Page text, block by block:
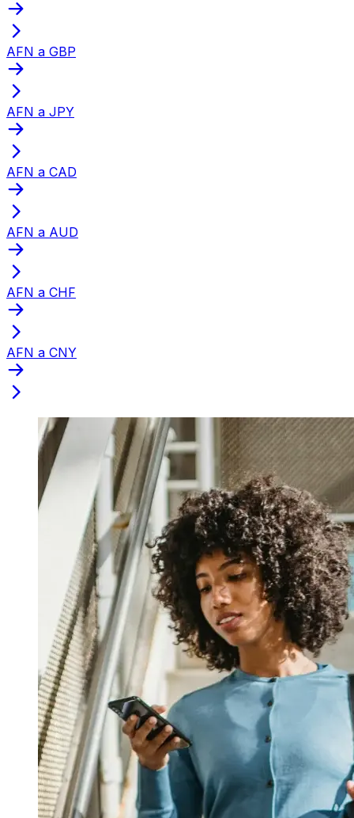
AFN a GBP
AFN a JPY
AFN a CAD
AFN a AUD
AFN a CHF
AFN a CNY